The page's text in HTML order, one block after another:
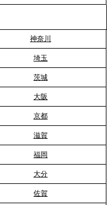
花見」の法人利
桜が届く福利厚生
が「１日限定の
上げする《出張
神奈川
埼玉
茨城
大阪
京都
滋賀
福岡
大分
佐賀